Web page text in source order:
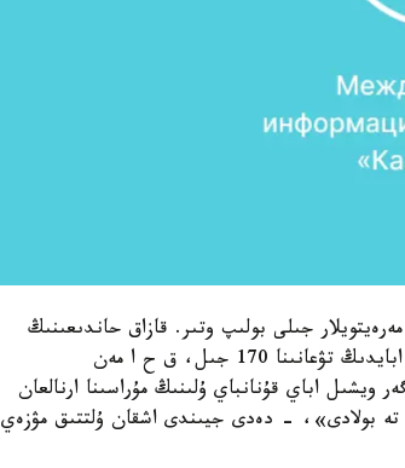
مەرەيتويلار جىلى بولىپ وتىر. قازاق حاندىعىنىڭ
قۇرىلعانىنا 550 جىل، ش. ءۋاليحانوۆتىڭ تۋعانىنا 180 جىل، ابايدىڭ تۋعانىنا 170 جىل، ق ح ا مەن
كەمەڭگەر ويشىل اباي قۇنانباي ۇلىنىڭ مۇراسىنا ارنالعان
بولادى»، - دەدى جيىندى اشقان ۇلتتىق مۋزەي